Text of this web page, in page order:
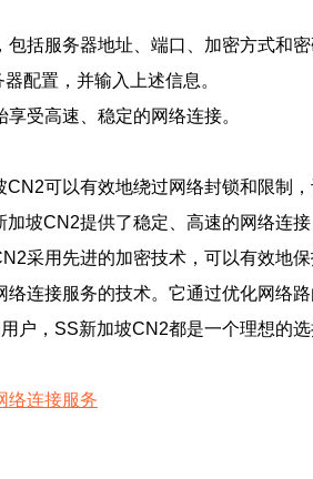
括服务器地址、端口、加密方式和密
配置，并输入上述信息。
受高速、稳定的网络连接。
可以有效地绕过网络封锁和限制，
坡CN2提供了稳定、高速的网络连
采用先进的加密技术，可以有效地
连接服务的技术。它通过优化网络
户，SS新加坡CN2都是一个理想的选
络连接服务